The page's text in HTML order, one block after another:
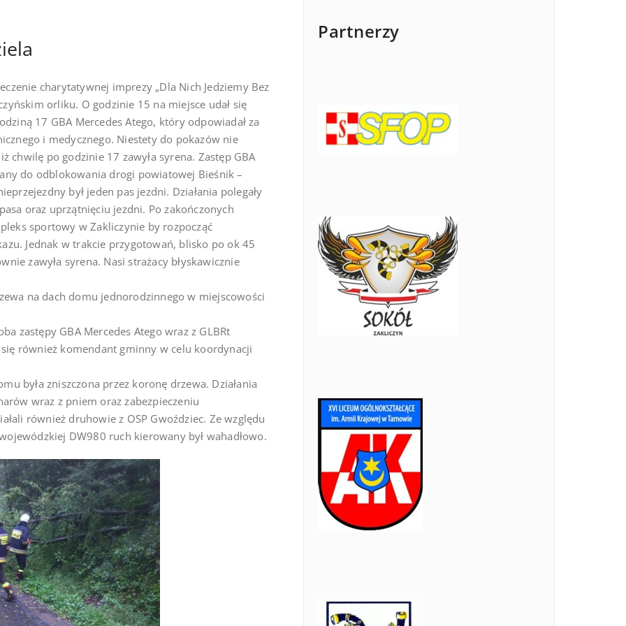
charytatywnej imprezy „Dla Nich Jedziemy Bez
orliku. O godzinie 15 na miejsce udał się
17 GBA Mercedes Atego, który odpowiadał za
i medycznego. Niestety do pokazów nie
chwilę po godzinie 17 zawyła syrena. Zastęp GBA
do odblokowania drogi powiatowej Bieśnik –
był jeden pas jezdni. Działania polegały
oraz uprzątnięciu jezdni. Po zakończonych
sportowy w Zakliczynie by rozpocząć
Jednak w trakcie przygotowań, blisko po ok 45
zawyła syrena. Nasi strażacy błyskawicznie
na dach domu jednorodzinnego w miejscowości
zastępy GBA Mercedes Atego wraz z GLBRt
również komendant gminny w celu koordynacji
była zniszczona przez koronę drzewa. Działania
wraz z pniem oraz zabezpieczeniu
również druhowie z OSP Gwoździec. Ze względu
DW980 ruch kierowany był wahadłowo.
Partnerzy